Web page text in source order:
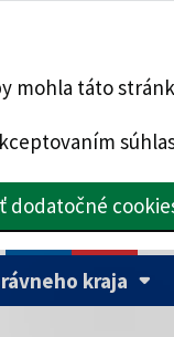
mohla táto
dodatočné
kraja